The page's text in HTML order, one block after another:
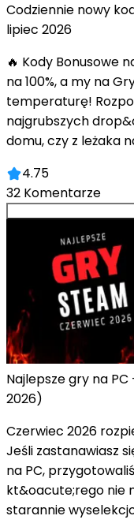
Codziennie nowy
lipiec 2026
🔥 Kody Bonusowe
na 100%, a my na
temperaturę!
najgrubszych
domu, czy z leżaka
4.75
32 Komentarze
Najlepsze gry na
2026)
Czerwiec 2026
Jeśli zastanawiasz
na PC,
kt&oacute;rego nie
starannie